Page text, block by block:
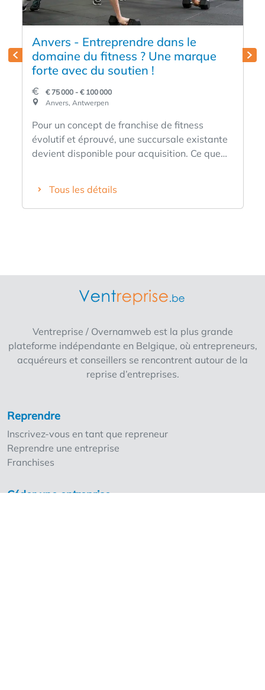
Anvers - Entreprendre dans le
domaine du fitness ? Une marque
forte avec du soutien !
€ 75 000 - € 100 000
Anvers, Antwerpen
Pour un concept de franchise de fitness
évolutif et éprouvé, une succursale existante
devient disponible pour acquisition. Ce que
membres réguliers ✅ Soutien complet de la
franchise ✅ Emplacement commercial ✅
vous contacterons bientôt avec plus
d'informations (le nom sera communiqué
Tous les détails
Ventreprise / Overnamweb est la plus grande
plateforme indépendante en Belgique, où entrepreneurs,
acquéreurs et conseillers se rencontrent autour de la
reprise d’entreprises.
Reprendre
Inscrivez-vous en tant que repreneur
Reprendre une entreprise
Franchises
Céder une entreprise